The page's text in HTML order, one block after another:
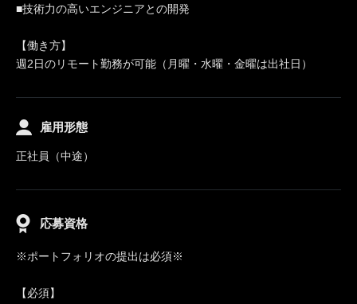
■技術力の高いエンジニアとの開発
【働き方】
週2日のリモート勤務が可能（月曜・水曜・金曜は出社日）
雇用形態
正社員（中途）
応募資格
※ポートフォリオの提出は必須※
【必須】